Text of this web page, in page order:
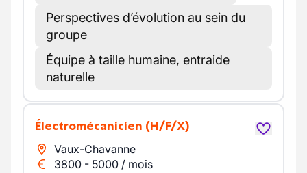
Perspectives d’évolution au sein du
groupe
Équipe à taille humaine, entraide
naturelle
Électromécanicien (H/F/X)
Vaux-Chavanne
3800 - 5000 / mois